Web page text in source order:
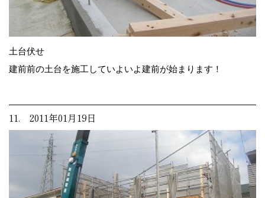
土台伏せ
建前前の土台を施工していよいよ建前が始まります！
11. 2011年01月19日